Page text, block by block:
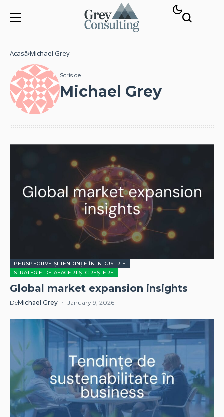
Acasă Michael Grey
Scris de
Michael Grey
PERSPECTIVE ȘI TENDINȚE ÎN INDUSTRIE
STRATEGIE DE AFACERI ȘI CREȘTERE
Global market expansion insights
DeMichael Grey January 9, 2026